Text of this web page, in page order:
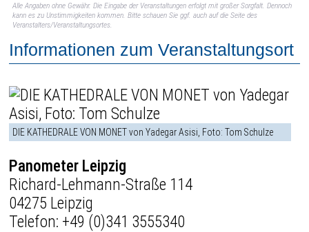
Alle Angaben ohne Gewähr. Die Eingabe der Veranstaltungen erfolgt mit großer Sorgfalt. Dennoch
kann es zu Unstimmigkeiten kommen. Bitte schauen Sie ggf. auch auf die Seite des
Veranstalters/Veranstaltungsortes.
Informationen zum Veranstaltungsort
DIE KATHEDRALE VON MONET von Yadegar Asisi, Foto: Tom Schulze
Panometer Leipzig
Richard-Lehmann-Straße 114
04275 Leipzig
Telefon: +49 (0)341 3555340